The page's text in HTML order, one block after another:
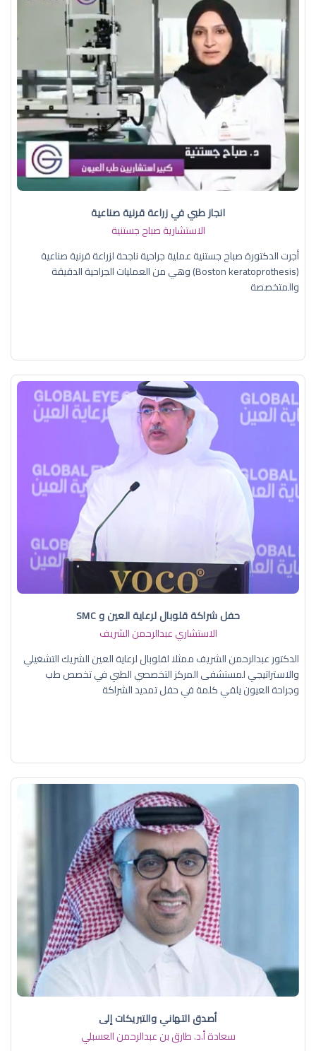
انجاز طبي في زراعة قرنية صناعية
الاستشارية صباح جستنية
أجرت الدكتورة صباح جستنية عملية جراحية ناجحة لزراعة قرنية صناعية
(Boston keratoprothesis) وهي من العمليات الجراحية الدقيقة
والمتخصصة
حفل شراكة قلوبال لرعاية العين و SMC
الاستشاري عبدالرحمن الشريف
الدكتور عبدالرحمن الشريف ممثلا لقلوبال لرعاية العين الشريك التشغيلي
والاستراتيجي لمستشفى المركز التخصصي الطبي في تخصص طب
وجراحة العيون يلقي كلمة في حفل تمديد الشراكة
أصدق التهاني والتبريكات إلى
سعادة أ.د. ​طارق بن عبدالرحمن العسبلي